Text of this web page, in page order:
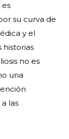
su curva de
y el
historias
no es
una
las